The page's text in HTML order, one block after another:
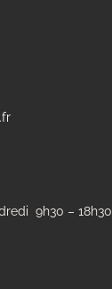
9h30 – 18h30